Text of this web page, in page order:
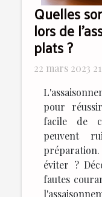
Quelles
lors de
plats ?
22 mars 2023
pour
facile de
peuvent
éviter ?
fautes